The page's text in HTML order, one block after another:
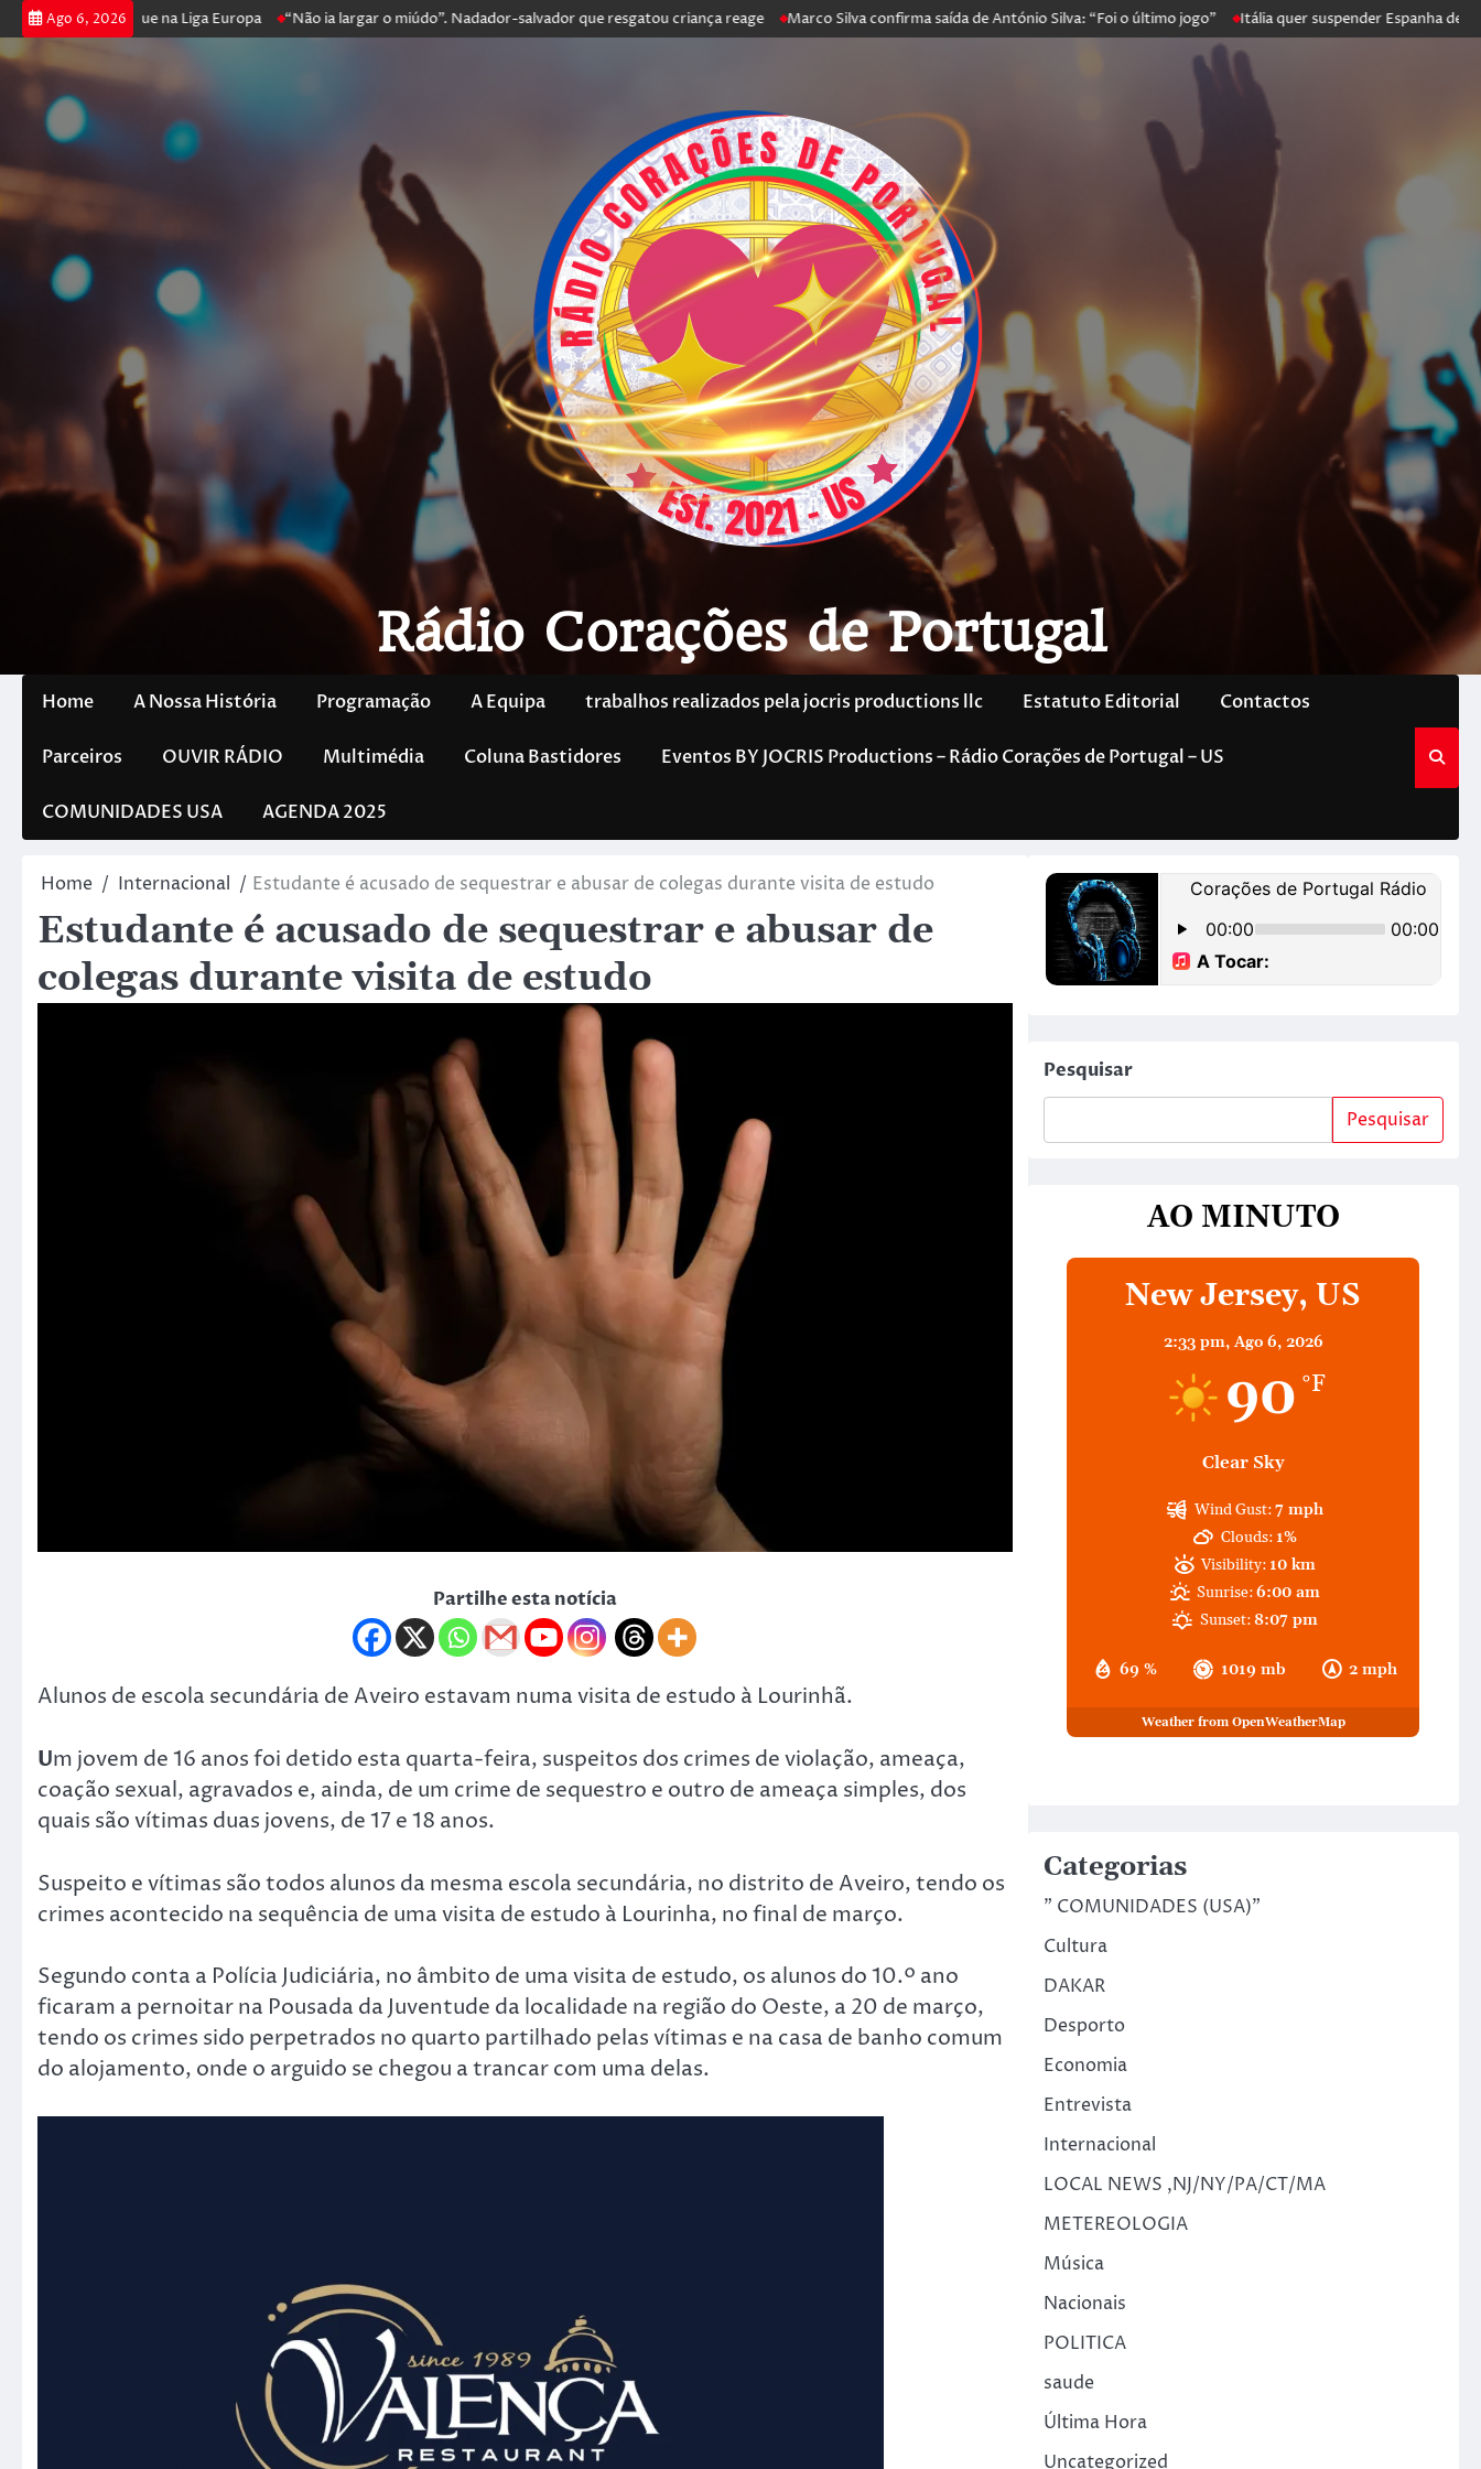
Ago 6, 2026
e prossegue na Liga Europa “Não ia largar o miúdo”. Nadador-salvador que resgatou criança reage Marco Silva confirma saída de António Silva: “Foi o último jogo” Itália quer suspender Espanha de
Rádio Corações de Portugal
Home A Nossa História Programação A Equipa trabalhos realizados pela jocris productions llc Estatuto Editorial Contactos
Parceiros OUVIR RÁDIO Multimédia Coluna Bastidores Eventos BY JOCRIS Productions – Rádio Corações de Portugal – US
COMUNIDADES USA AGENDA 2025
Home Internacional Estudante é acusado de sequestrar e abusar de colegas durante visita de estudo
Estudante é acusado de sequestrar e abusar de
colegas durante visita de estudo
Partilhe esta notícia
Alunos de escola secundária de Aveiro estavam numa visita de estudo à Lourinhã.
Um jovem de 16 anos foi detido esta quarta-feira, suspeitos dos crimes de violação, ameaça,
coação sexual, agravados e, ainda, de um crime de sequestro e outro de ameaça simples, dos
quais são vítimas duas jovens, de 17 e 18 anos.
Suspeito e vítimas são todos alunos da mesma escola secundária, no distrito de Aveiro, tendo os
crimes acontecido na sequência de uma visita de estudo à Lourinha, no final de março.
Segundo conta a Polícia Judiciária, no âmbito de uma visita de estudo, os alunos do 10.º ano
ficaram a pernoitar na Pousada da Juventude da localidade na região do Oeste, a 20 de março,
tendo os crimes sido perpetrados no quarto partilhado pelas vítimas e na casa de banho comum
do alojamento, onde o arguido se chegou a trancar com uma delas.
Pesquisar
Pesquisar
AO MINUTO
New Jersey, US
2:33 pm, Ago 6, 2026
90 °F
Clear Sky
69 % 1019 mb 2 mph
Wind Gust:7 mph
Clouds: 1%
Visibility: 10 km
Sunrise:6:00 am
Sunset:8:07 pm
Weather from OpenWeatherMap
Categorias
" COMUNIDADES (USA)"
Cultura
DAKAR
Desporto
Economia
Entrevista
Internacional
LOCAL NEWS ,NJ/NY/PA/CT/MA
METEREOLOGIA
Música
Nacionais
POLITICA
saude
Última Hora
Uncategorized